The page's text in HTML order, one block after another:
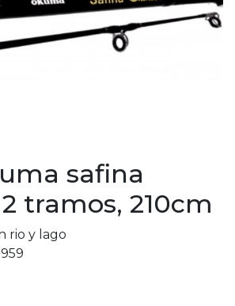
safina
tramos, 210cm
rio y lago